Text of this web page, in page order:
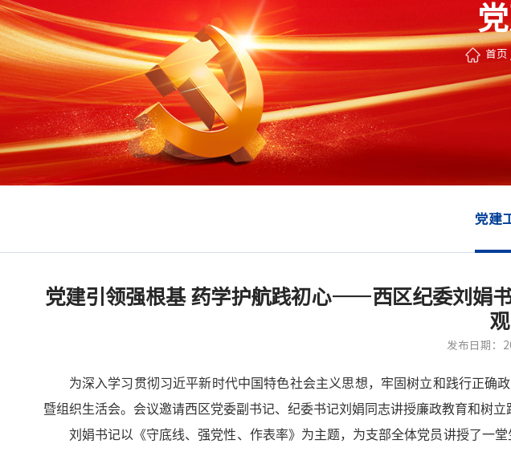
首页
党建
党建引领强根基 药学护航践初心——西区纪委刘娟
发布日期：
为深入学习贯彻习近平新时代中国特色社会主义思想，牢固树立和践行正确
暨组织生活会。会议邀请西区党委副书记、纪委书记刘娟同志讲授廉政教育和树
刘娟书记以《守底线、强党性、作表率》为主题，为支部全体党员讲授了一